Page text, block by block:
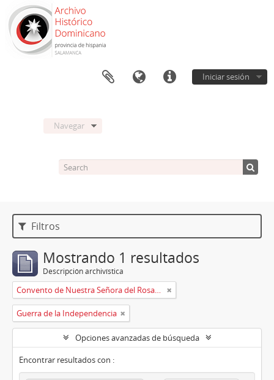
Iniciar sesión
Navegar
Filtros
Mostrando 1 resultados
Descripción archivística
Convento de Nuestra Señora del Rosario de Oviedo
Guerra de la Independencia
Opciones avanzadas de búsqueda
Encontrar resultados con :